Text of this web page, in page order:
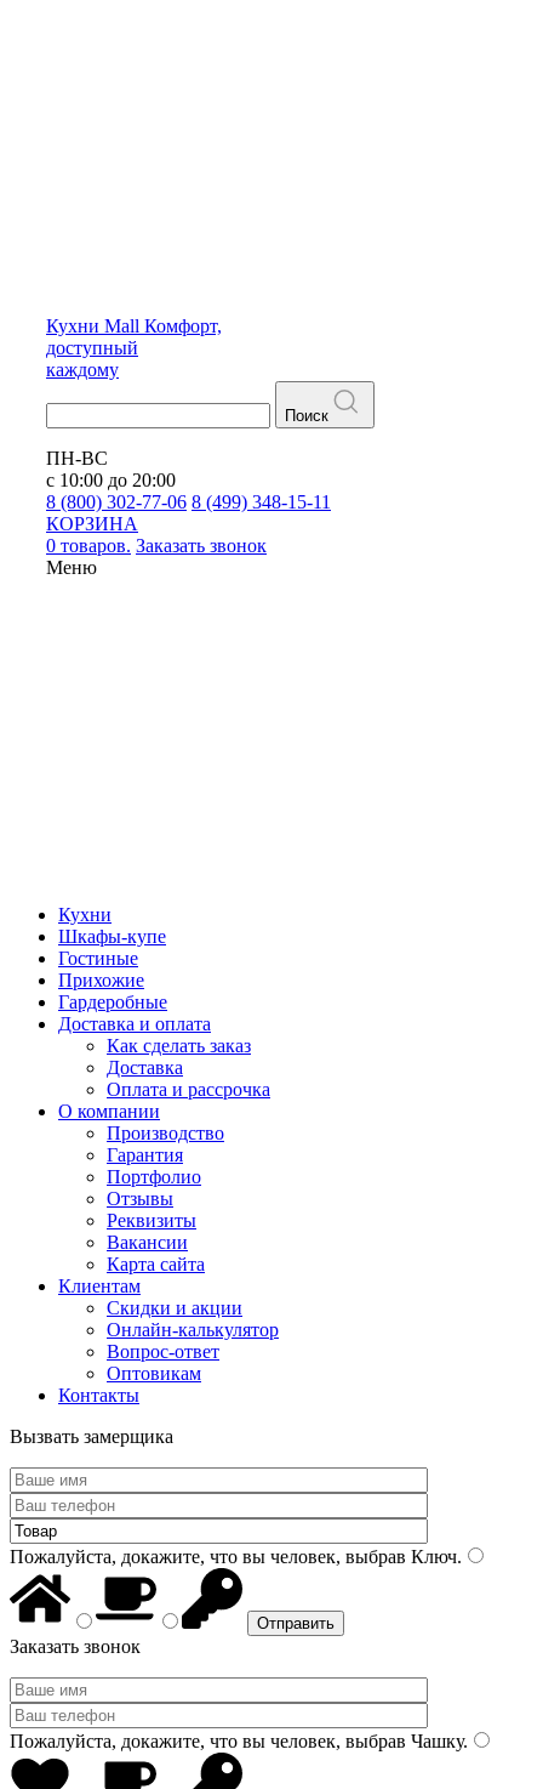
Кухни Mall Комфорт,
доступный
каждому
Поиск
ПН-ВС
с 10:00 до 20:00
8 (800) 302-77-06 8 (499) 348-15-11
КОРЗИНА
0 товаров. Заказать звонок
Меню
Кухни
Шкафы-купе
Гостиные
Прихожие
Гардеробные
Доставка и оплата
Как сделать заказ
Доставка
Оплата и рассрочка
О компании
Производство
Гарантия
Портфолио
Отзывы
Реквизиты
Вакансии
Карта сайта
Клиентам
Скидки и акции
Онлайн-калькулятор
Вопрос-ответ
Оптовикам
Контакты
Вызвать замерщика
Пожалуйста, докажите, что вы человек, выбрав Ключ.
Заказать звонок
Пожалуйста, докажите, что вы человек, выбрав Чашку.